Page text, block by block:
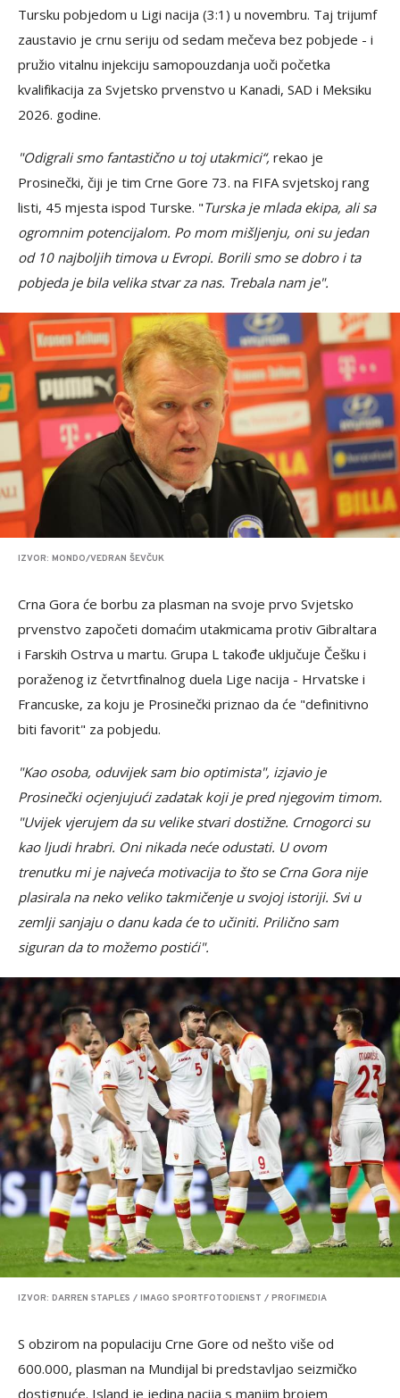
Tursku pobjedom u Ligi nacija (3:1) u novembru. Taj trijumf
zaustavio je crnu seriju od sedam mečeva bez pobjede - i
pružio vitalnu injekciju samopouzdanja uoči početka
kvalifikacija za Svjetsko prvenstvo u Kanadi, SAD i Meksiku
2026. godine.
"Odigrali smo fantastično u toj utakmici“, rekao je
Prosinečki, čiji je tim Crne Gore 73. na FIFA svjetskoj rang
listi, 45 mjesta ispod Turske. "Turska je mlada ekipa, ali sa
ogromnim potencijalom. Po mom mišljenju, oni su jedan
od 10 najboljih timova u Evropi. Borili smo se dobro i ta
pobjeda je bila velika stvar za nas. Trebala nam je".
IZVOR: MONDO/VEDRAN ŠEVČUK
Crna Gora će borbu za plasman na svoje prvo Svjetsko
prvenstvo započeti domaćim utakmicama protiv Gibraltara
i Farskih Ostrva u martu. Grupa L takođe uključuje Češku i
poraženog iz četvrtfinalnog duela Lige nacija - Hrvatske i
Francuske, za koju je Prosinečki priznao da će "definitivno
biti favorit" za pobjedu.
"Kao osoba, oduvijek sam bio optimista", izjavio je
Prosinečki ocjenjujući zadatak koji je pred njegovim timom.
"Uvijek vjerujem da su velike stvari dostižne. Crnogorci su
kao ljudi hrabri. Oni nikada neće odustati. U ovom
trenutku mi je najveća motivacija to što se Crna Gora nije
plasirala na neko veliko takmičenje u svojoj istoriji. Svi u
zemlji sanjaju o danu kada će to učiniti. Prilično sam
siguran da to možemo postići".
IZVOR: DARREN STAPLES / IMAGO SPORTFOTODIENST / PROFIMEDIA
S obzirom na populaciju Crne Gore od nešto više od
600.000, plasman na Mundijal bi predstavljao seizmičko
dostignuće. Island je jedina nacija s manjim brojem